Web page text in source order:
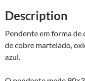
Nouveau
copper
key
pendant
apatite
:
Description
Pendente em forma de
de cobre martelado,
azul.